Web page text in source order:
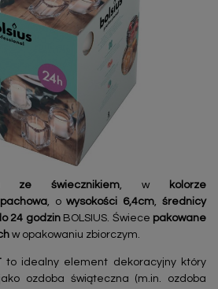
ze świecznikiem, w
kolorze
, owysokości 6,4cm,średnicy
24 godzinBOLSIUS. Świece pakowane
w opakowaniu zbiorczym.
to idealny element dekoracyjny który
ozdoba świąteczna (m.in. ozdoba